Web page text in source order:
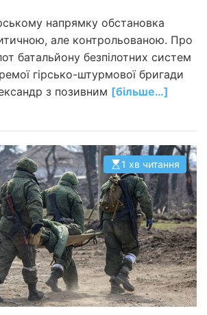
напрямку обстановка
але контрольованою. Про
батальйону безпілотних систем
гірсько-штурмової бригади
з позивним [більше…]
О
р
і
є
н
т
о
в
н
и
й
ч
а
с
ч
1 хв читання